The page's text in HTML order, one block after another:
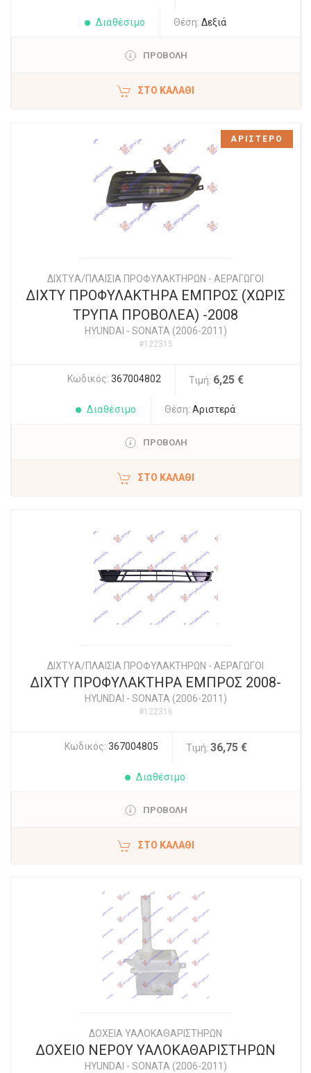
Διαθέσιμο Θέση: Δεξιά
ΠΡΟΒΟΛΗ
ΣΤΟ ΚΑΛΆΘΙ
ΔΙΧΤYΑ/ΠΛΑΙΣΙΑ ΠΡΟΦΥΛΑΚΤΗΡΩΝ - ΑΕΡΑΓΩΓΟΙ
ΔΙΧΤΥ ΠΡΟΦΥΛΑΚΤΗΡΑ ΕΜΠΡΟΣ (ΧΩΡΙΣ
ΤΡΥΠΑ ΠΡΟΒΟΛΕΑ) -2008
HYUNDAI - SONATA (2006-2011)
#122315
Κωδικός: 367004802 Τιμή: 6,25 €
Διαθέσιμο Θέση: Αριστερά
ΠΡΟΒΟΛΗ
ΣΤΟ ΚΑΛΆΘΙ
ΑΡΙΣΤΕΡΟ
ΔΙΧΤYΑ/ΠΛΑΙΣΙΑ ΠΡΟΦΥΛΑΚΤΗΡΩΝ - ΑΕΡΑΓΩΓΟΙ
ΔΙΧΤΥ ΠΡΟΦΥΛΑΚΤΗΡΑ ΕΜΠΡΟΣ 2008-
HYUNDAI - SONATA (2006-2011)
#122316
Κωδικός: 367004805 Τιμή: 36,75 €
Διαθέσιμο
ΠΡΟΒΟΛΗ
ΣΤΟ ΚΑΛΆΘΙ
ΔΟΧΕΙΑ ΥΑΛΟΚΑΘΑΡΙΣΤΗΡΩΝ
ΔΟΧΕΙΟ ΝΕΡΟΥ ΥΑΛΟΚΑΘΑΡΙΣΤΗΡΩΝ
HYUNDAI - SONATA (2006-2011)